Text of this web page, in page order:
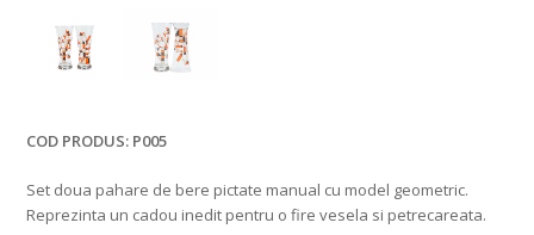
COD PRODUS: P005
Set doua pahare de bere pictate manual cu model geometric.
Reprezinta un cadou inedit pentru o fire vesela si petrecareata.